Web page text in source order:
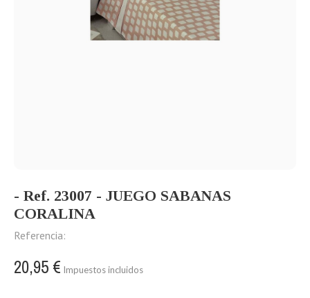
- Ref. 23007 - JUEGO SABANAS
CORALINA
Referencia:
20,95 € Impuestos incluidos